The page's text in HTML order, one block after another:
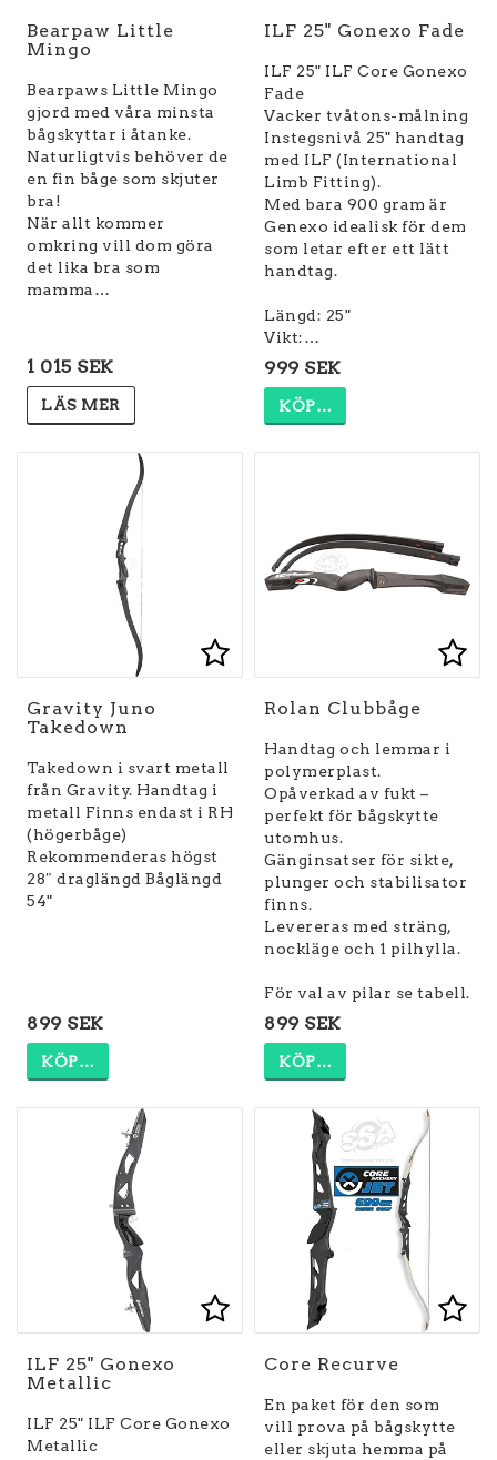
Lägg till i
Lägg till i
Bearpaw Little
Mingo
Bearpaws Little Mingo
gjord med våra minsta
bågskyttar i åtanke.
Naturligtvis behöver de
en fin båge som skjuter
bra!
När allt kommer
omkring vill dom göra
det lika bra som
mamma…
1 015 SEK
LÄS MER
ILF 25" Gonexo Fade
ILF 25" ILF Core Gonexo
Fade
Vacker tvåtons-målning
Instegsnivå 25" handtag
med ILF (International
Limb Fitting).
Med bara 900 gram är
Genexo idealisk för dem
som letar efter ett lätt
handtag.
Längd: 25"
Vikt:…
999 SEK
KÖP…
Lägg till i
Lägg till i
Gravity Juno
Takedown
Takedown i svart metall
från Gravity. Handtag i
metall Finns endast i RH
(högerbåge)
Rekommenderas högst
28″ draglängd Båglängd
54"
899 SEK
KÖP…
Rolan Clubbåge
Handtag och lemmar i
polymerplast.
Opåverkad av fukt –
perfekt för bågskytte
utomhus.
Gänginsatser för sikte,
plunger och stabilisator
finns.
Levereras med sträng,
nockläge och 1 pilhylla.
899 SEK
KÖP…
Lägg till i
Lägg till i
ILF 25" Gonexo
Metallic
ILF 25" ILF Core Gonexo
Metallic
Core Recurve
En paket för den som
vill prova på bågskytte
eller skjuta hemma på